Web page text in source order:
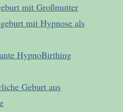
mit Großmutter
mit Hypnose als
HypnoBirthing
Geburt aus